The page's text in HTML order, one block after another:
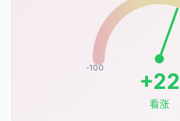
-100
+22
看涨